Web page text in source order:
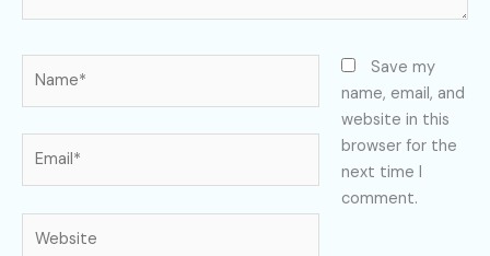
Save my
name, email, and
website in this
browser for the
next time I
comment.